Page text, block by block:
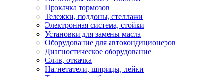
Прокачка тормозов
Тележки, поддоны, стеллажи
Электронная система, стойки
Установки для замены масла
Оборудование для автокондиционеров
Диагностическое оборудование
Слив, откачка
Нагнетатели, шприцы, лейки